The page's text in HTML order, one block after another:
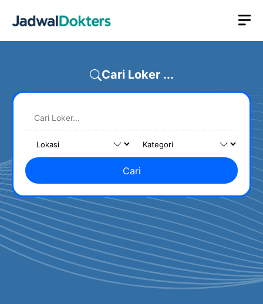
Cari Loker ...
Cari